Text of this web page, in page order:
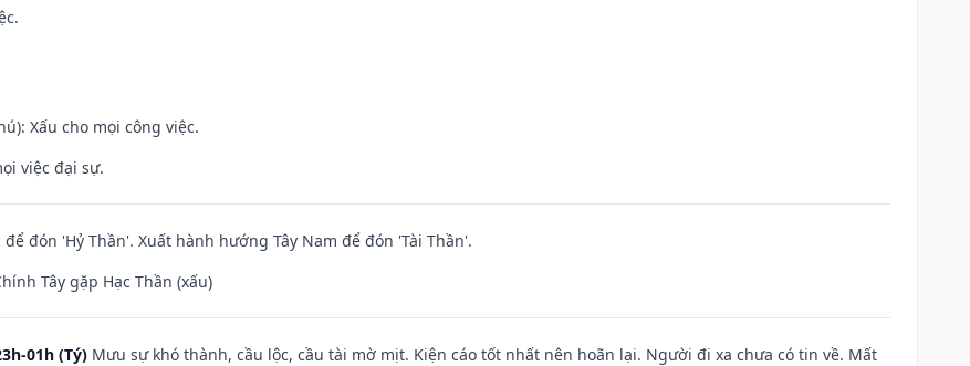
Xấu cho mọi công việc.
việc đại sự.
đón 'Hỷ Thần'. Xuất hành hướng Tây Nam để đón 'Tài Thần'.
Tây gặp Hạc Thần (xấu)
01h (Tý) Mưu sự khó thành, cầu lộc, cầu tài mờ mịt. Kiện cáo tốt nhất nên hoãn lại. Người đi xa chưa có tin về. Mất